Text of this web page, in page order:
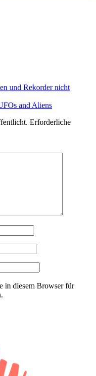
und Rekorder nicht
and Aliens
Erforderliche
in diesem Browser für